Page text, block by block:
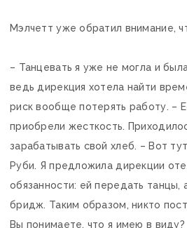
Мэлчетт уже обратил внимание,
– Танцевать я уже не могла и
ведь дирекция хотела найти
риск вообще потерять работу. –
приобрели жесткость.
зарабатывать свой хлеб. – Вот
Руби. Я предложила дирекции
обязанности: ей передать танцы,
бридж. Таким образом, никто
Вы понимаете, что я имею в виду?